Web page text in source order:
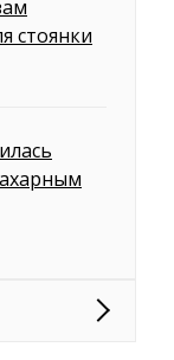
стоянки